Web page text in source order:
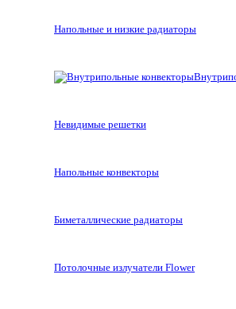
Напольные и низкие радиаторы
Невидимые решетки
Напольные конвекторы
Биметаллические радиаторы
Потолочные излучатели Flower